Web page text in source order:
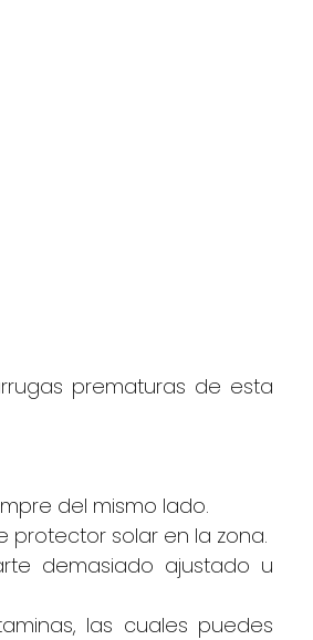
prematuras de esta
del mismo lado.
protector solar en la zona.
demasiado ajustado u
las cuales puedes